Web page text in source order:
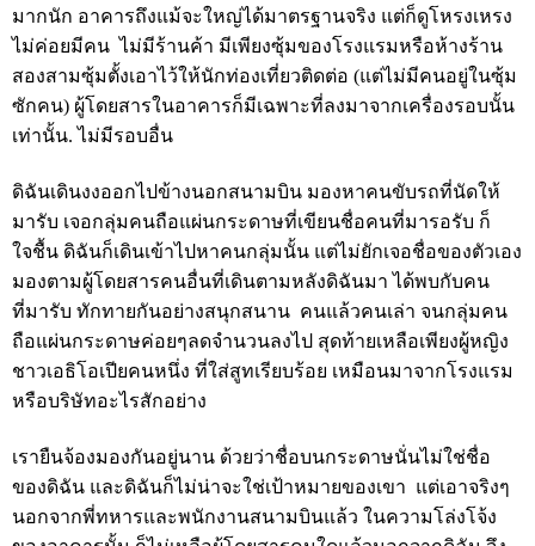
มากนัก อาคารถึงแม้จะใหญ่ได้มาตรฐานจริง แต่ก็ดูโหรงเหรง
ไม่ค่อยมีคน ไม่มีร้านค้า มีเพียงซุ้มของโรงแรมหรือห้างร้าน
สองสามซุ้มตั้งเอาไว้ให้นักท่องเที่ยวติดต่อ (แต่ไม่มีคนอยู่ในซุ้ม
ซักคน) ผู้โดยสารในอาคารก็มีเฉพาะที่ลงมาจากเครื่องรอบนั้น
เท่านั้น. ไม่มีรอบอื่น
ดิฉันเดินงงออกไปข้างนอกสนามบิน มองหาคนขับรถที่นัดให้
มารับ เจอกลุ่มคนถือแผ่นกระดาษที่เขียนชื่อคนที่มารอรับ ก็
ใจชื้น ดิฉันก็เดินเข้าไปหาคนกลุ่มนั้น แต่ไม่ยักเจอชื่อของตัวเอง
มองตามผู้โดยสารคนอื่นที่เดินตามหลังดิฉันมา ได้พบกับคน
ที่มารับ ทักทายกันอย่างสนุกสนาน คนแล้วคนเล่า จนกลุ่มคน
ถือแผ่นกระดาษค่อยๆลดจำนวนลงไป สุดท้ายเหลือเพียงผู้หญิง
ชาวเอธิโอเปียคนหนึ่ง ที่ใส่สูทเรียบร้อย เหมือนมาจากโรงแรม
หรือบริษัทอะไรสักอย่าง
เรายืนจ้องมองกันอยู่นาน ด้วยว่าชื่อบนกระดาษนั่นไม่ใช่ชื่อ
ของดิฉัน และดิฉันก็ไม่น่าจะใช่เป้าหมายของเขา แต่เอาจริงๆ
นอกจากพี่ทหารและพนักงานสนามบินแล้ว ในความโล่งโจ้ง